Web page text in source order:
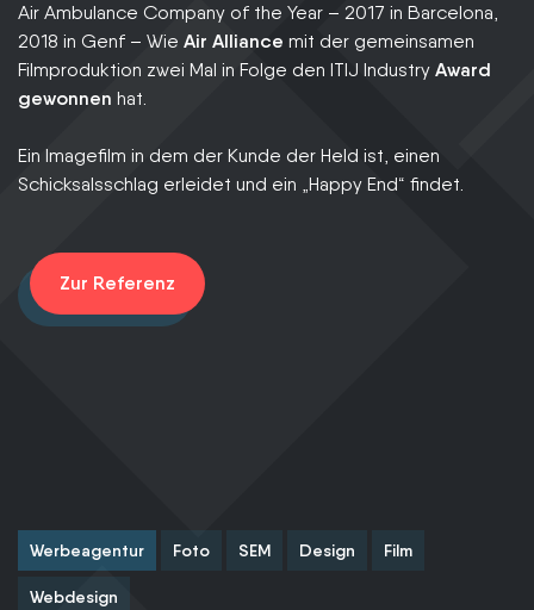
Air Ambulance Company of the Year – 2017 in Barcelona,
2018 in Genf – Wie Air Alliance mit der gemeinsamen
Filmproduktion zwei Mal in Folge den ITIJ Industry Award
gewonnen hat.
Ein Imagefilm in dem der Kunde der Held ist, einen
Schicksalsschlag erleidet und ein „Happy End“ findet.
Zur Referenz
Werbeagentur Foto SEM Design Film
Webdesign